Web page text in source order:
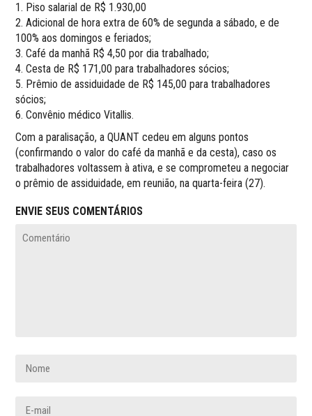
1. Piso salarial de R$ 1.930,00
2. Adicional de hora extra de 60% de segunda a sábado, e de
100% aos domingos e feriados;
3. Café da manhã R$ 4,50 por dia trabalhado;
4. Cesta de R$ 171,00 para trabalhadores sócios;
5. Prêmio de assiduidade de R$ 145,00 para trabalhadores
sócios;
6. Convênio médico Vitallis.
Com a paralisação, a QUANT cedeu em alguns pontos
(confirmando o valor do café da manhã e da cesta), caso os
trabalhadores voltassem à ativa, e se comprometeu a negociar
o prêmio de assiduidade, em reunião, na quarta-feira (27).
ENVIE SEUS COMENTÁRIOS